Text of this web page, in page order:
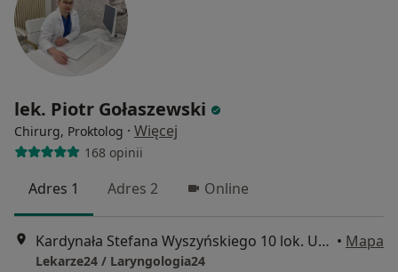
lek. Piotr Gołaszewski
Chirurg, Proktolog · Więcej
168 opinii
Adres 1 Adres 2 Online
Kardynała Stefana Wyszyńskiego 10 lok. U8, Białystok • Mapa
Lekarze24 / Laryngologia24